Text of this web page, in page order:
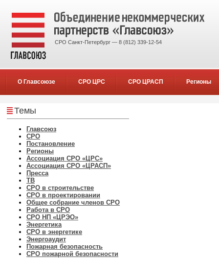
СРО Санкт-Петербург — 8 (812) 339-12-54
О Главсоюзе СРО ЦРС СРО ЦРАСП Регионы
Темы
Главсоюз
СРО
Постановление
Регионы
Ассоциация СРО «ЦРС»
Ассоциация СРО «ЦРАСП»
Пресса
ТВ
СРО в строительстве
СРО в проектировании
Общее собрание членов СРО
Работа в СРО
СРО НП «ЦРЭО»
Энергетика
СРО в энергетике
Энергоаудит
Пожарная безопасность
СРО пожарной безопасности